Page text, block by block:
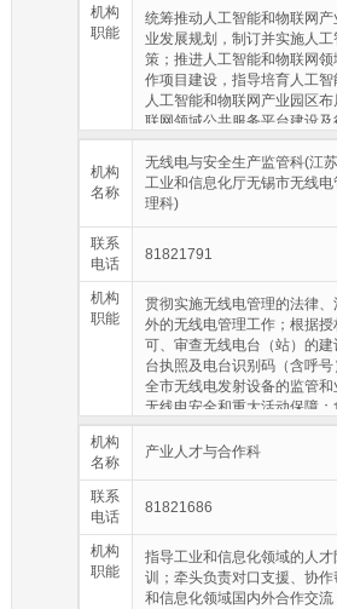
机构
职能
统筹推动人工智能和物联网
业发展规划，制订并实施人
策；推进人工智能和物联网
作项目建设，指导培育人工
人工智能和物联网产业园区
联网领域公共服务平台建设
全市信息基础设施建设相关
划，跟踪推进信息基础设施重
跨部门信息网络的互联互通；
产业的统计、监测与分析。
机构
名称
无线电与安全生产监管科(江
工业和信息化厅无锡市无线电
理科)
联系
电话
81821791
机构
职能
贯彻实施无线电管理的法律
外的无线电管理工作；根据
可、审查无线电台（站）的
台执照及电台识别码（含呼
全市无线电发射设备的监管
无线电安全和重大活动保障；
无线电监测和干扰查处，在
导市无线电监测站开展业务；
的任务，协调处理本市无线
机构
名称
产业人才与合作科
联系
电话
81821686
机构
职能
指导工业和信息化领域的人
训；牵头负责对口支援、协
和信息化领域国内外合作交